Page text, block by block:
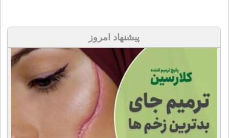
پیشنهاد امروز